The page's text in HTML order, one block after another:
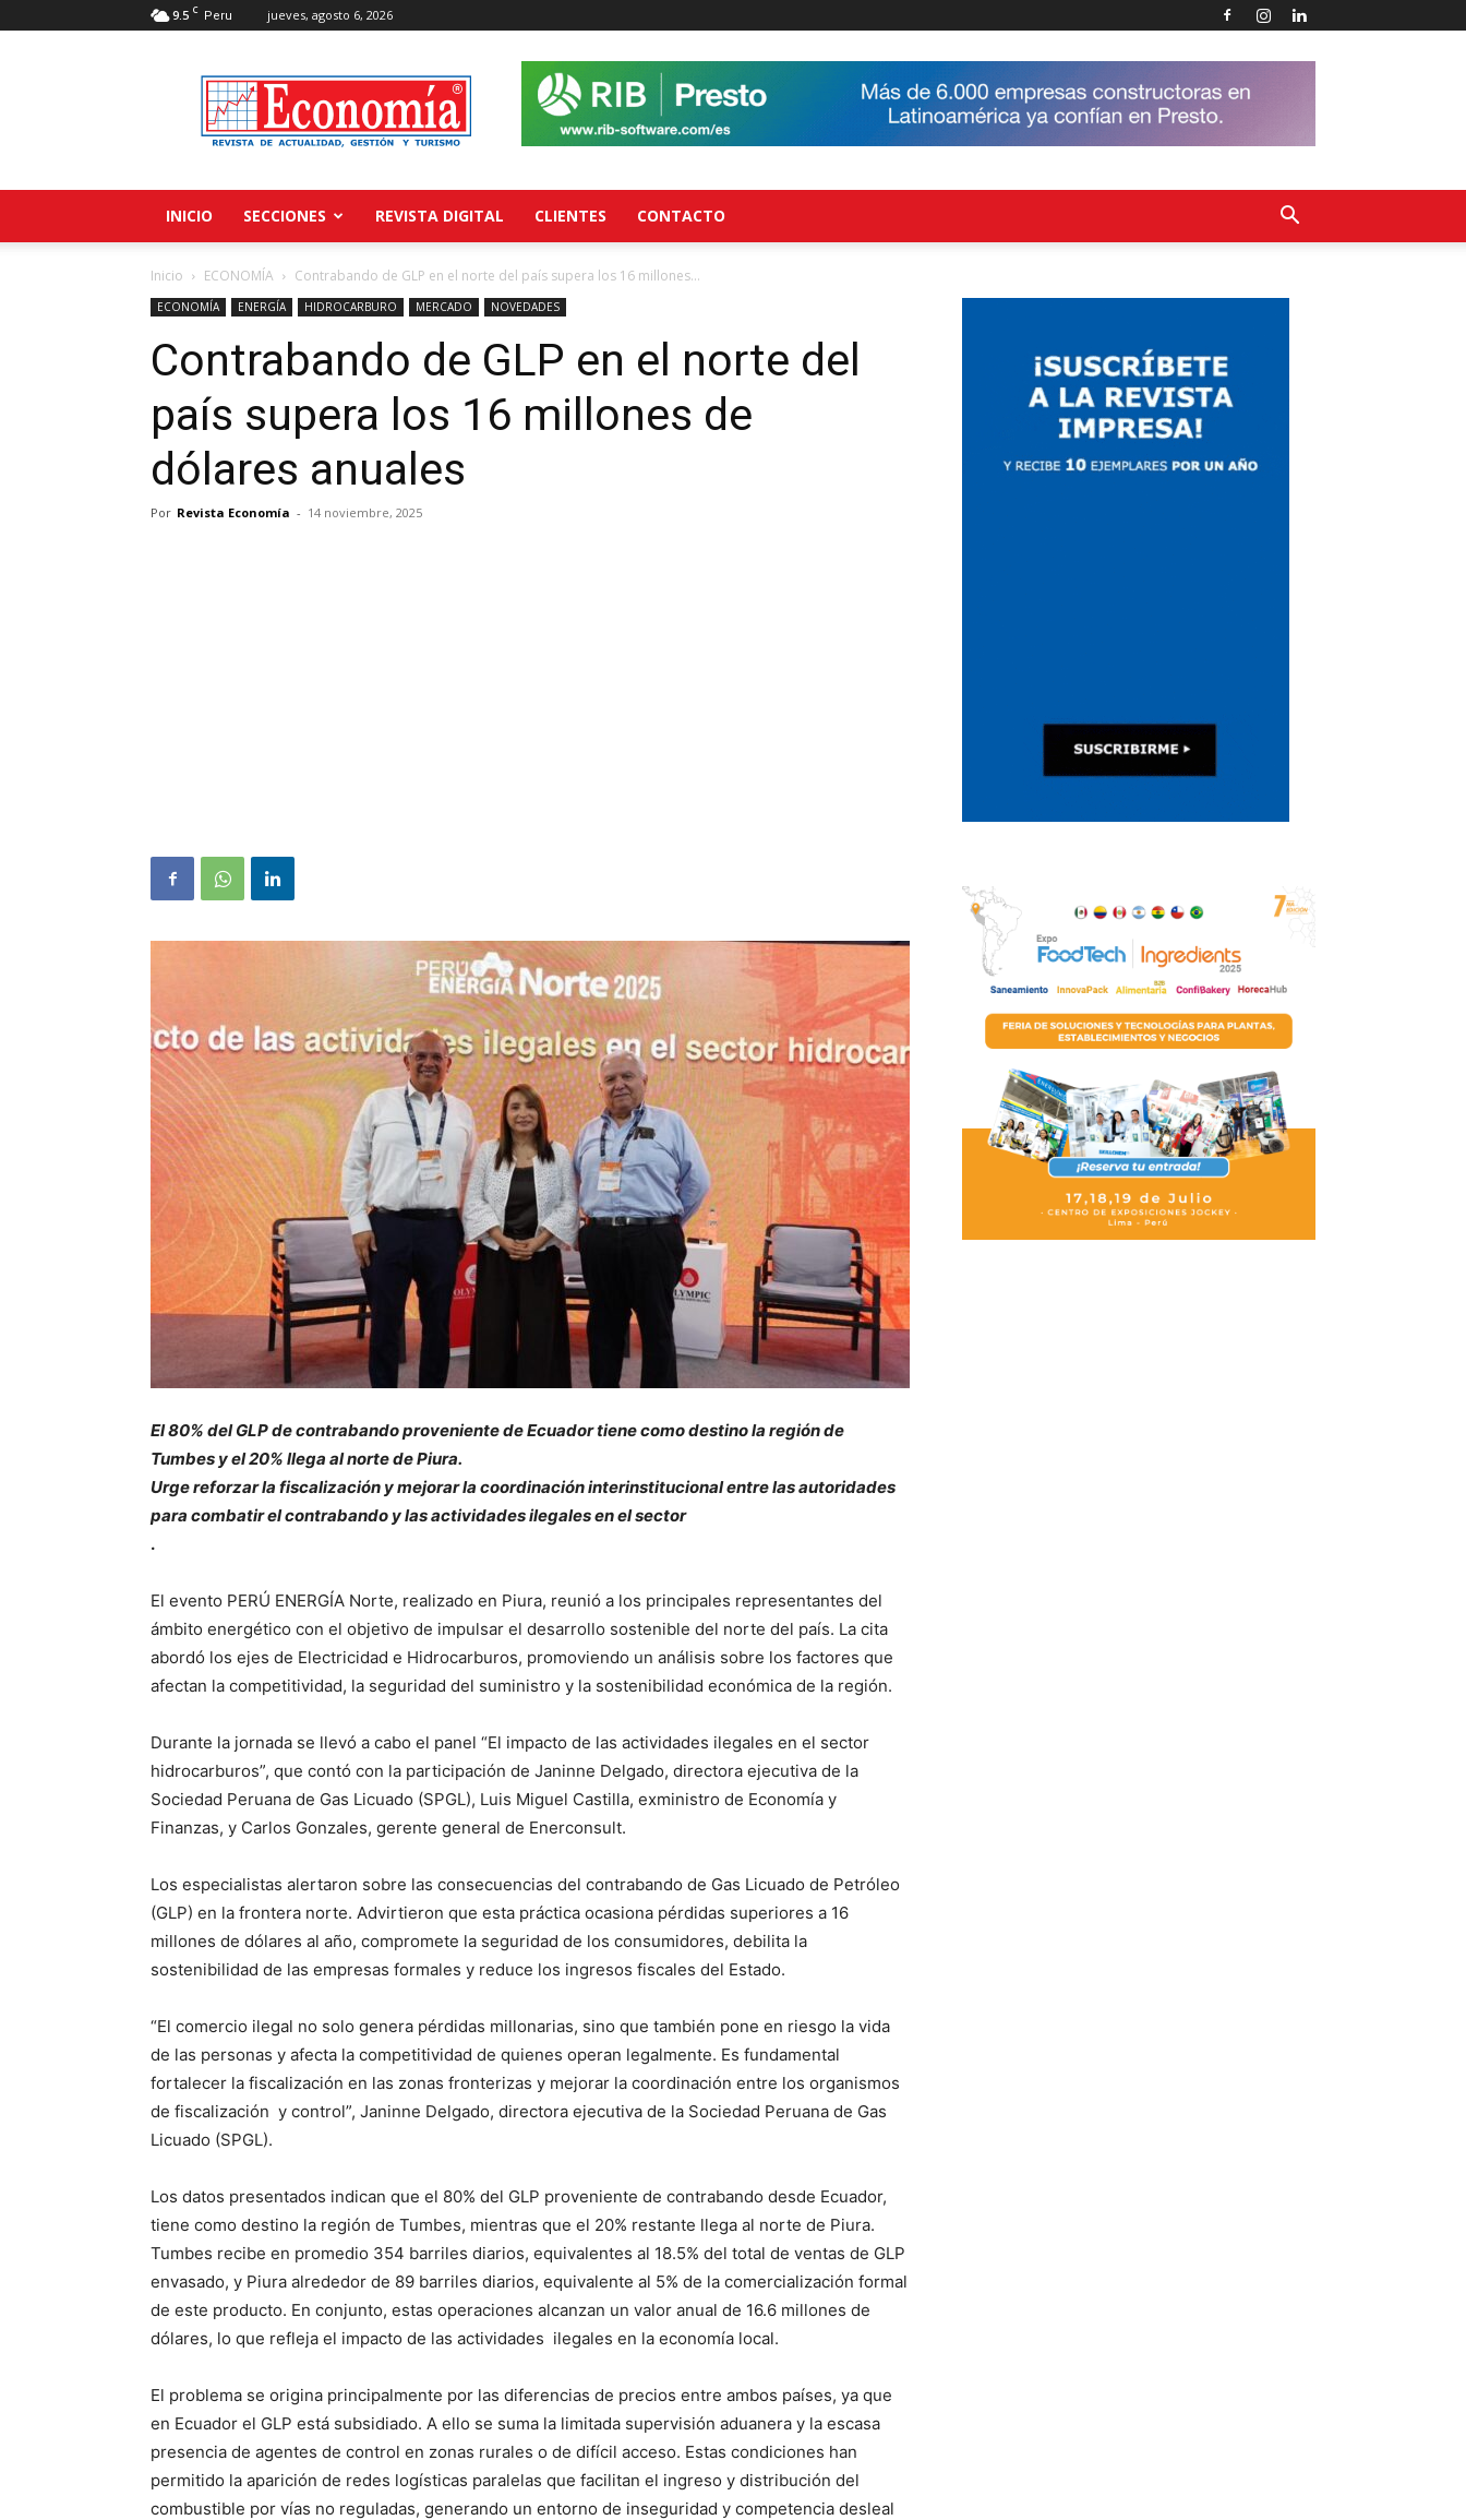
9.5 C Peru jueves, agosto 6, 2026
Revista
Economía
INICIO SECCIONES REVISTA DIGITAL CLIENTES CONTACTO
Inicio ECONOMÍA Contrabando de GLP en el norte del país supera los 16 millones...
ECONOMÍA ENERGÍA HIDROCARBURO MERCADO NOVEDADES
Contrabando de GLP en el norte del
país supera los 16 millones de
dólares anuales
Por Revista Economía - 14 noviembre, 2025
El 80% del GLP de contrabando proveniente de Ecuador tiene como destino la región de
Tumbes y el 20% llega al norte de Piura.
Urge reforzar la fiscalización y mejorar la coordinación interinstitucional entre las autoridades
para combatir el contrabando y las actividades ilegales en el sector
.
El evento PERÚ ENERGÍA Norte, realizado en Piura, reunió a los principales representantes del
ámbito energético con el objetivo de impulsar el desarrollo sostenible del norte del país. La cita
abordó los ejes de Electricidad e Hidrocarburos, promoviendo un análisis sobre los factores que
afectan la competitividad, la seguridad del suministro y la sostenibilidad económica de la región.
Durante la jornada se llevó a cabo el panel “El impacto de las actividades ilegales en el sector
hidrocarburos”, que contó con la participación de Janinne Delgado, directora ejecutiva de la
Sociedad Peruana de Gas Licuado (SPGL), Luis Miguel Castilla, exministro de Economía y
Finanzas, y Carlos Gonzales, gerente general de Enerconsult.
Los especialistas alertaron sobre las consecuencias del contrabando de Gas Licuado de Petróleo
(GLP) en la frontera norte. Advirtieron que esta práctica ocasiona pérdidas superiores a 16
millones de dólares al año, compromete la seguridad de los consumidores, debilita la
sostenibilidad de las empresas formales y reduce los ingresos fiscales del Estado.
“El comercio ilegal no solo genera pérdidas millonarias, sino que también pone en riesgo la vida
de las personas y afecta la competitividad de quienes operan legalmente. Es fundamental
fortalecer la fiscalización en las zonas fronterizas y mejorar la coordinación entre los organismos
de fiscalización y control”, Janinne Delgado, directora ejecutiva de la Sociedad Peruana de Gas
Licuado (SPGL).
Los datos presentados indican que el 80% del GLP proveniente de contrabando desde Ecuador,
tiene como destino la región de Tumbes, mientras que el 20% restante llega al norte de Piura.
Tumbes recibe en promedio 354 barriles diarios, equivalentes al 18.5% del total de ventas de GLP
envasado, y Piura alrededor de 89 barriles diarios, equivalente al 5% de la comercialización formal
de este producto. En conjunto, estas operaciones alcanzan un valor anual de 16.6 millones de
dólares, lo que refleja el impacto de las actividades ilegales en la economía local.
El problema se origina principalmente por las diferencias de precios entre ambos países, ya que
en Ecuador el GLP está subsidiado. A ello se suma la limitada supervisión aduanera y la escasa
presencia de agentes de control en zonas rurales o de difícil acceso. Estas condiciones han
permitido la aparición de redes logísticas paralelas que facilitan el ingreso y distribución del
combustible por vías no reguladas, generando un entorno de inseguridad y competencia desleal